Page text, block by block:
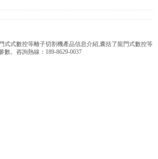
式式數控等離子切割機產品信息介紹,囊括了龍門式數控等
。咨詢熱線：189-8629-0037